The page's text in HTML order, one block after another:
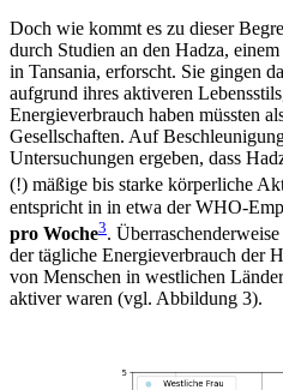
Doch wie kommt es zu dieser
durch Studien an den Hadza,
in Tansania, erforscht. Sie gingen
aufgrund ihres aktiveren
Energieverbrauch haben müssten
Gesellschaften. Auf
Untersuchungen ergeben, dass
(!) mäßige bis starke körperliche
entspricht in in etwa der WHO-
pro Woche3.
der tägliche Energieverbrauch der
von Menschen in westlichen
aktiver waren (vgl. Abbildung 3).